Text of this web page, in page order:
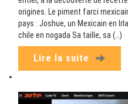
origines. Le piment farci
pays : Joshue, un Mexicain en
chile en nogada Sa taille, sa (…)
Lire la suite